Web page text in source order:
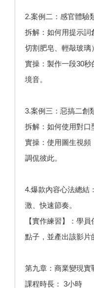
2.案例二：感官體驗
拆解：如何用提示詞
切割肥皂、輕敲玻璃
實操：製作一段30
境音。
3.案例三：惡搞二創
拆解：如何使用對口
實操：使用圖生視頻
調侃彼此。
4.爆款內容心法總結
激、快速節奏。
【實作練習】：學
點子，並產出該影片
第九章：商業變現實
課程時長： 3小時